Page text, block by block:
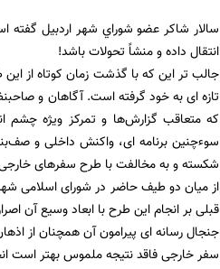
سالار شاكر عضو شوراي شهر اردبيل
انتقال داده و منشاً تحولات باشد!
تازه ای به خود گرفته است. آگاهان و
که متعاقب گزارش‌ها و تمرکز ویژه چشم
سوءچنین برنامه ای، واکنش داخلی و
شکسته و به مخالفت با طرح سفرهای خارجی
از میان دو طیف حاضر در شورای اسلامی
قبلی بر انجام این طرح با ابعاد وسیع آن
جنجال رسانه ای پیرامون آن همچنان از
سفر خارجی فاقد نتیجه ملموس بهتر است